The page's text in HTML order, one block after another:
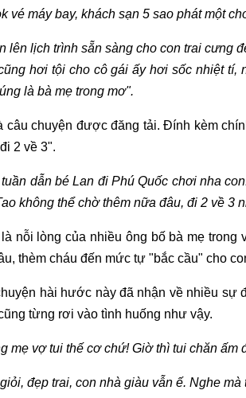
vé máy bay, khách sạn 5 sao phát một
lên lịch trình sẵn sàng cho con trai cưng
hơi tội cho cô gái ấy hơi sốc nhiệt
là bà mẹ trong mơ".
câu chuyện được đăng tải. Đính kèm
2 về 3".
dẫn bé Lan đi Phú Quốc chơi nha
không thể chờ thêm nữa đâu, đi 2 về 3
nỗi lòng của nhiều ông bố bà mẹ
thèm cháu đến mức tự "bắc cầu" cho
hài hước này đã nhận về nhiều sự
từng rơi vào tình huống như vậy.
mẹ vợ tui thế cơ chứ! Giờ thì tui chăn ấm
đẹp trai, con nhà giàu vẫn ế. Nghe